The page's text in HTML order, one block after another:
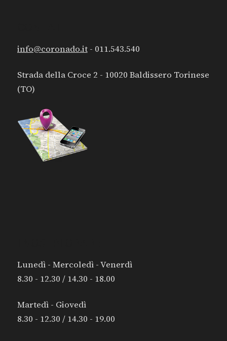
info@coronado.it- 011.543.540
Strada della Croce 2 - 10020 Baldissero Torinese
(TO)
Lunedì - Mercoledì - Venerdì
8.30 - 12.30 / 14.30 - 18.00
Martedì - Giovedì
8.30 - 12.30 / 14.30 - 19.00